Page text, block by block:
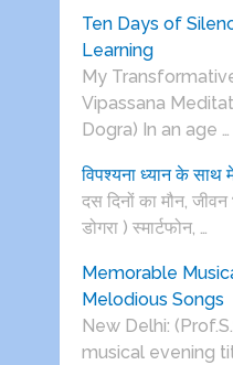
Ten Days of
Learning
My
Vipassana
Dogra) In an age …
विपश्यना ध्यान के साथ
दस दिनों का मौन,
डोगरा ) स्मार्टफोन, …
Memorable
Melodious Songs
New Delhi:
musical evening